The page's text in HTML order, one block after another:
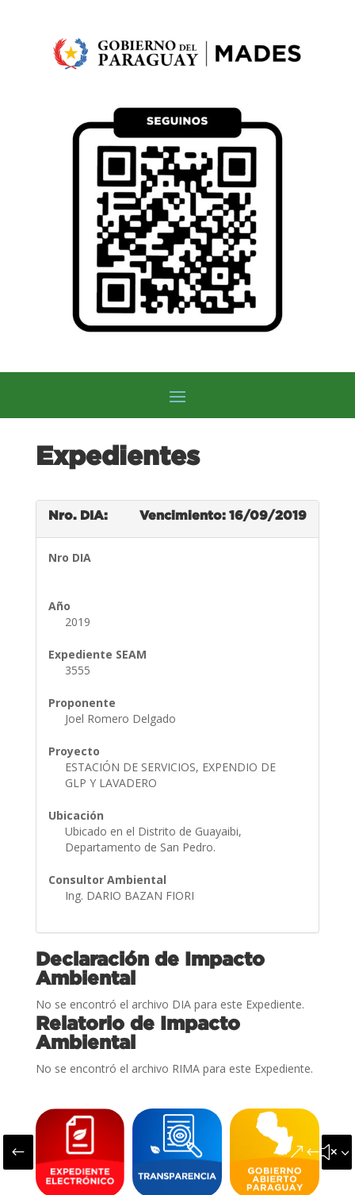
Expedientes
Nro. DIA: Vencimiento: 16/09/2019
Nro DIA
Año
2019
Expediente SEAM
3555
Proponente
Joel Romero Delgado
Proyecto
ESTACIÓN DE SERVICIOS, EXPENDIO DE
GLP Y LAVADERO
Ubicación
Ubicado en el Distrito de Guayaibi,
Departamento de San Pedro.
Consultor Ambiental
Ing. DARIO BAZAN FIORI
Declaración de Impacto
Ambiental
No se encontró el archivo DIA para este Expediente.
Relatorio de Impacto
Ambiental
No se encontró el archivo RIMA para este Expediente.
#